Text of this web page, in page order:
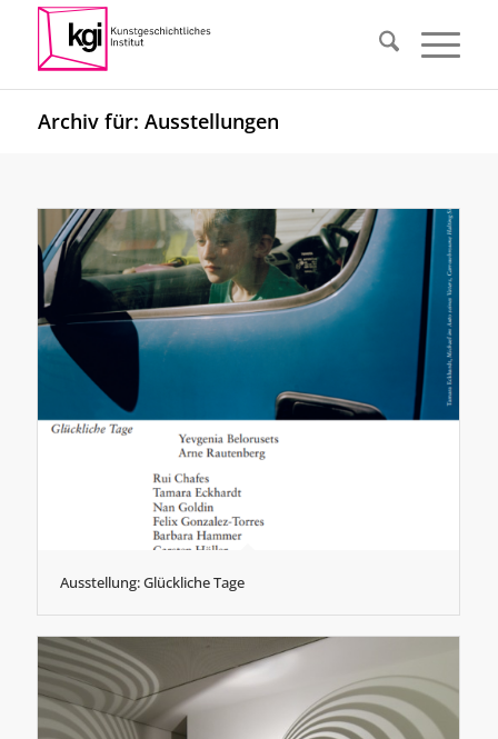
Archiv für: Ausstellungen
Ausstellung: Glückliche Tage